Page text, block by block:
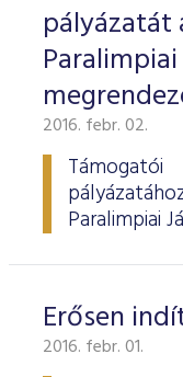
pályázatát
2016. febr. 02.
Paralimpiai
Erősen
2016. febr. 01.